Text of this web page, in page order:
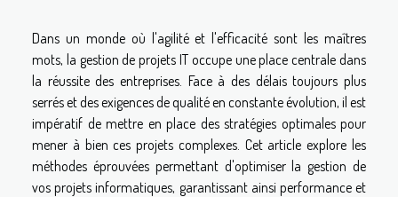
Dans un monde où l'agilité et l'efficacité sont les maîtres
mots, la gestion de projets IT occupe une place centrale dans
la réussite des entreprises. Face à des délais toujours plus
serrés et des exigences de qualité en constante évolution, il est
impératif de mettre en place des stratégies optimales pour
mener à bien ces projets complexes. Cet article explore les
méthodes éprouvées permettant d'optimiser la gestion de
vos projets informatiques, garantissant ainsi performance et